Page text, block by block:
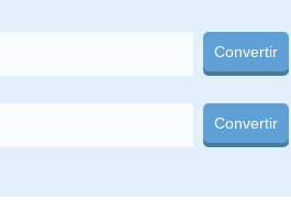
Convertir
Convertir